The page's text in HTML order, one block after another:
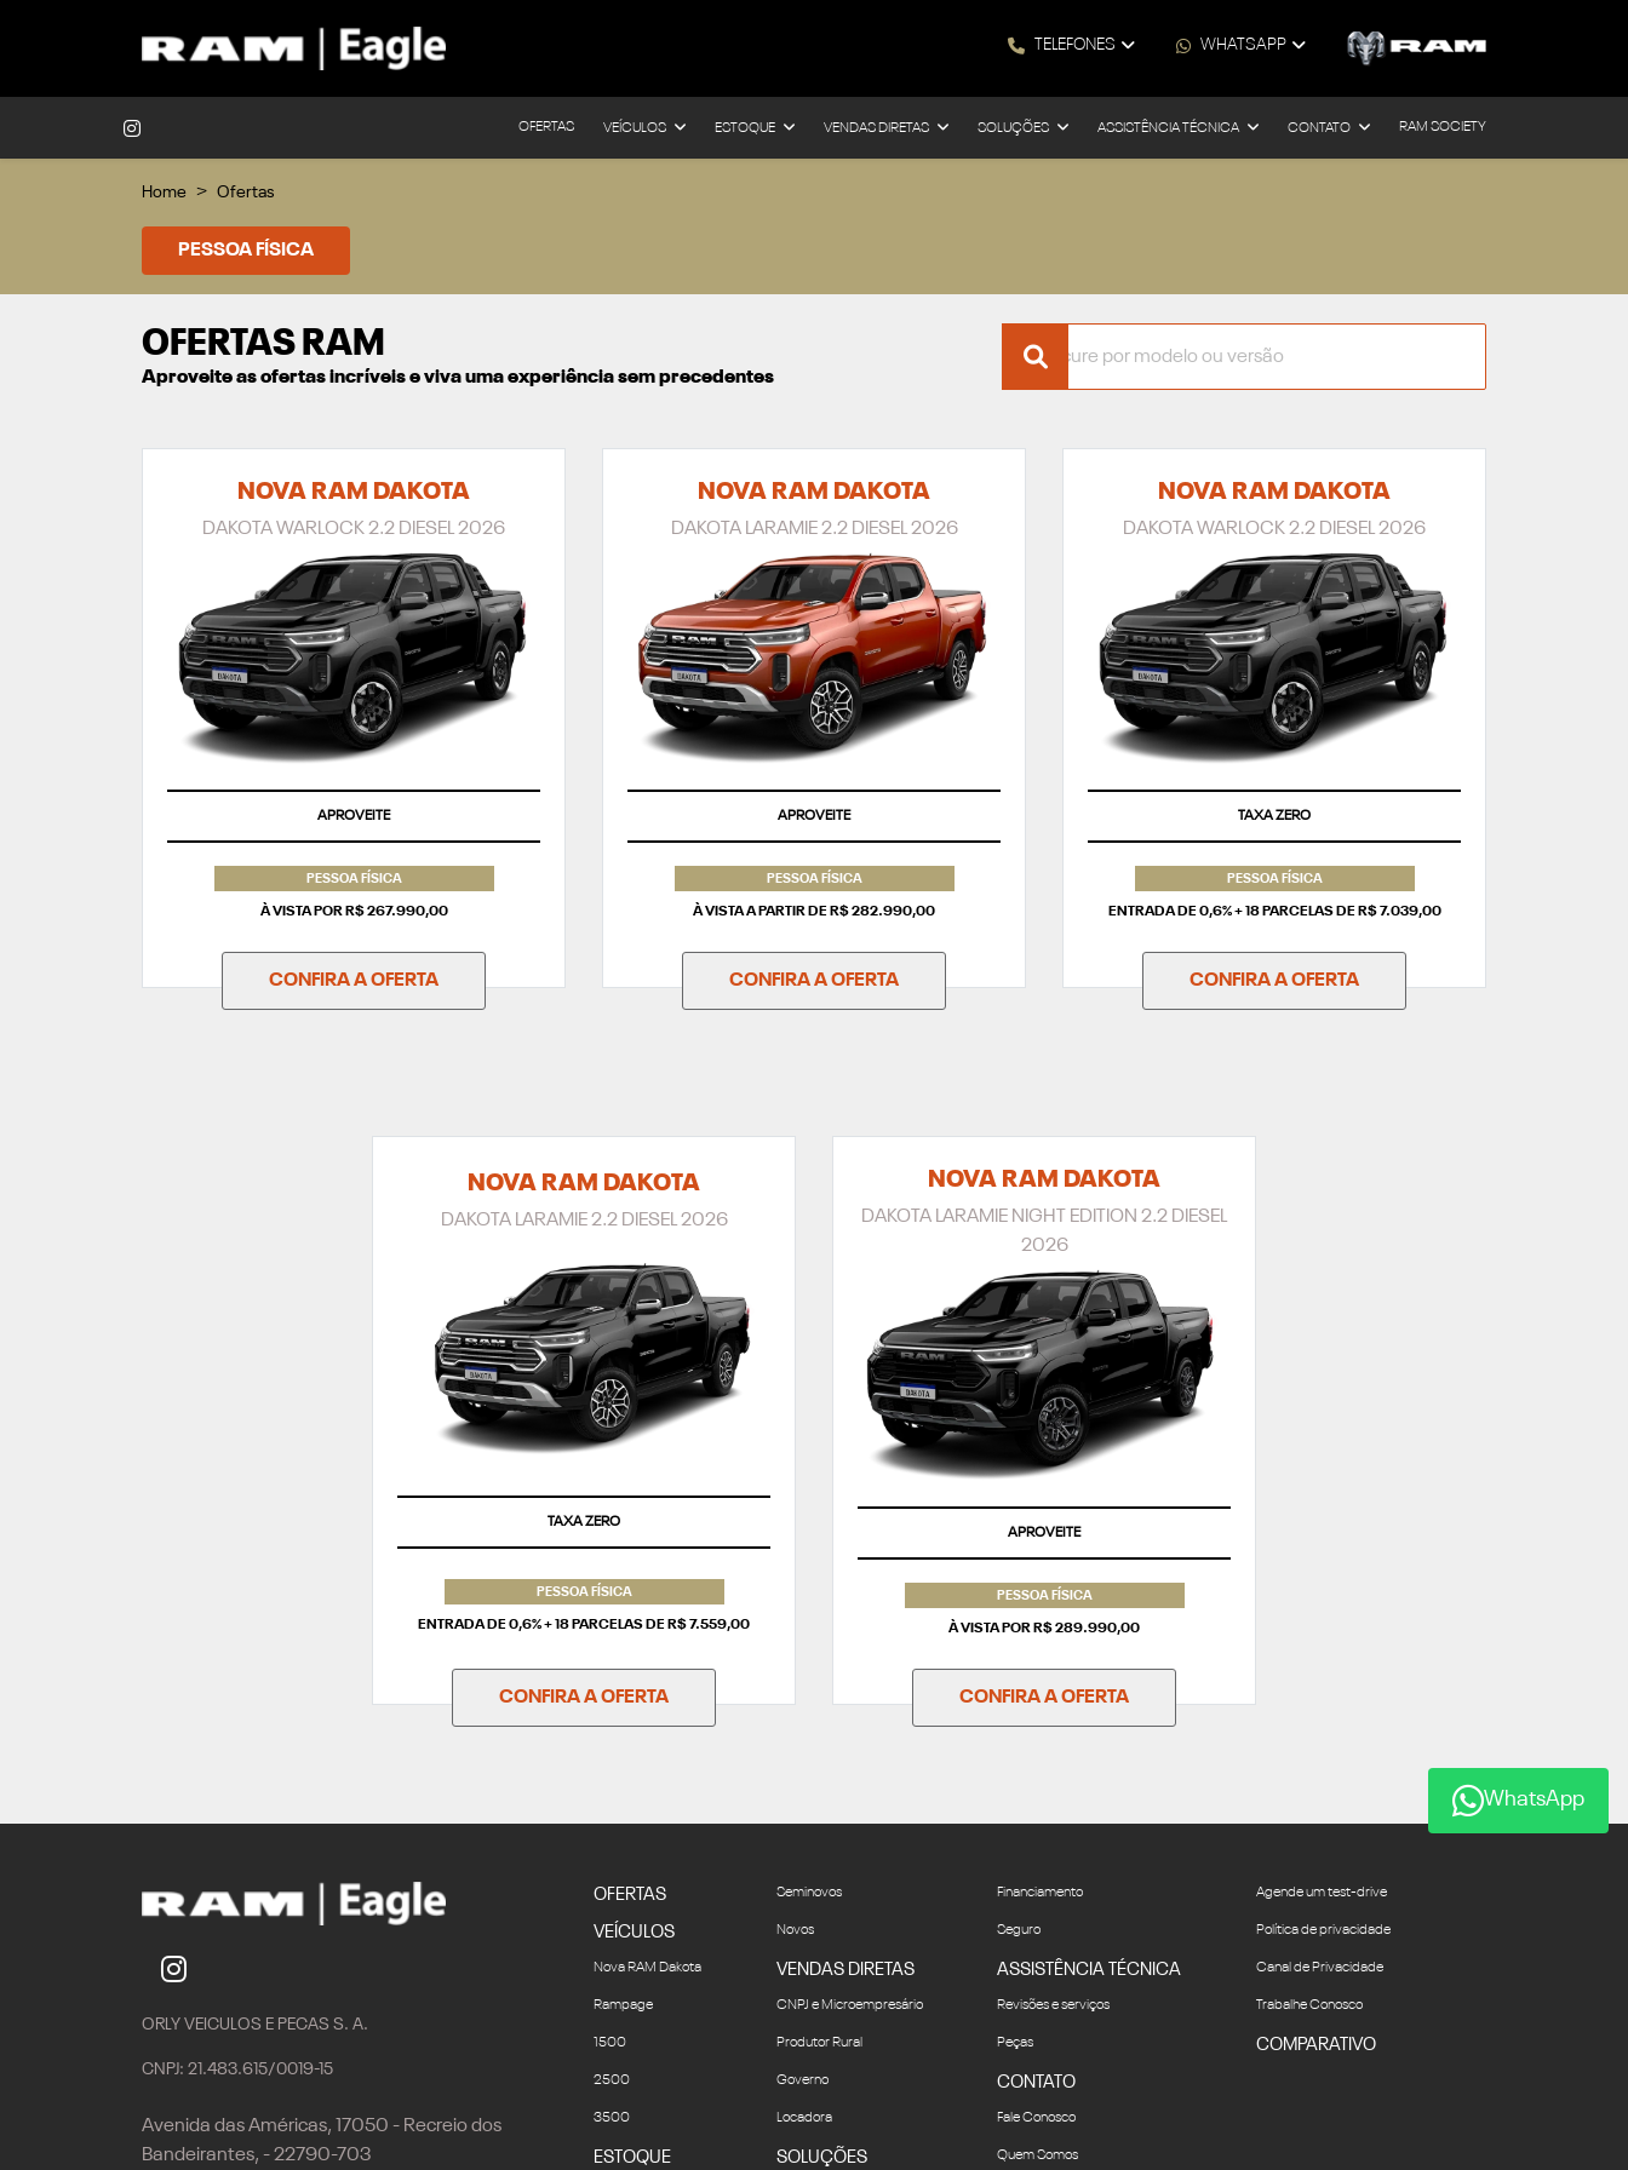
TELEFONES WHATSAPP
OFERTAS VEÍCULOS ESTOQUE VENDAS DIRETAS SOLUÇÕES ASSISTÊNCIA TÉCNICA CONTATO RAM SOCIETY
Home Ofertas
PESSOA FÍSICA
OFERTAS RAM
Aproveite as ofertas incríveis e viva uma experiência sem precedentes
NOVA RAM DAKOTA
DAKOTA WARLOCK 2.2 DIESEL 2026
APROVEITE
PESSOA FÍSICA
À VISTA POR R$ 267.990,00
CONFIRA A OFERTA
NOVA RAM DAKOTA
DAKOTA LARAMIE 2.2 DIESEL 2026
APROVEITE
PESSOA FÍSICA
À VISTA A PARTIR DE R$ 282.990,00
CONFIRA A OFERTA
NOVA RAM DAKOTA
DAKOTA WARLOCK 2.2 DIESEL 2026
TAXA ZERO
PESSOA FÍSICA
ENTRADA DE 0,6% + 18 PARCELAS DE R$ 7.039,00
CONFIRA A OFERTA
NOVA RAM DAKOTA
DAKOTA LARAMIE 2.2 DIESEL 2026
TAXA ZERO
PESSOA FÍSICA
ENTRADA DE 0,6% + 18 PARCELAS DE R$ 7.559,00
CONFIRA A OFERTA
NOVA RAM DAKOTA
DAKOTA LARAMIE NIGHT EDITION 2.2 DIESEL
2026
APROVEITE
PESSOA FÍSICA
À VISTA POR R$ 289.990,00
CONFIRA A OFERTA
ORLY VEICULOS E PECAS S. A.
CNPJ: 21.483.615/0019-15
Avenida das Américas, 17050 - Recreio dos
Bandeirantes, - 22790-703
OFERTAS
VEÍCULOS
Nova RAM Dakota
Rampage
1500
2500
3500
ESTOQUE
Seminovos
Novos
VENDAS DIRETAS
CNPJ e Microempresário
Produtor Rural
Governo
Locadora
SOLUÇÕES
Financiamento
Seguro
ASSISTÊNCIA TÉCNICA
Revisões e serviços
Peças
CONTATO
Fale Conosco
Quem Somos
Agende um test-drive
Política de privacidade
Canal de Privacidade
Trabalhe Conosco
COMPARATIVO
WhatsApp